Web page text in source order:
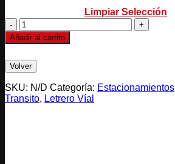
Limpiar Selección
ESCALERAS
cantidad
Añadir al carrito
SKU: N/D Categoría: Estacionamientos
Transito, Letrero Víal